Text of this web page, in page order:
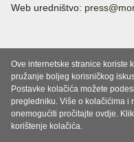
Web uredništvo:
Ove internetske stranice koriste
pružanje boljeg korisničkog
Postavke kolačića možete
pregledniku. Više o kolačićima i
onemogućiti pročitajte ovdje.
korištenje kolačića.